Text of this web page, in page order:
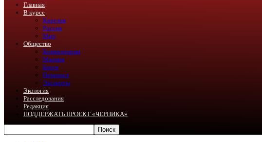
Главная
В курсе
Карелия
Россия
Мир
Общество
Комментарии
Мнения
Блоги
Перепост
Эксперты
Экология
Расследования
Редакция
ПОДДЕРЖАТЬ ПРОЕКТ «ЧЕРНИКА»